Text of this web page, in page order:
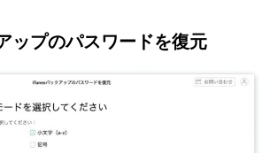
ップのパスワードを復元